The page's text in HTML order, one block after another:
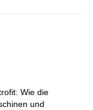
Wie die
und